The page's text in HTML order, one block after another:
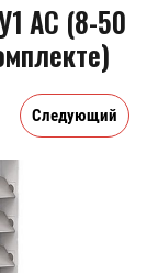
АС (8-50
Следующий